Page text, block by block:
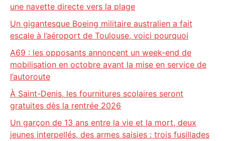
une navette directe vers la plage
Un gigantesque Boeing militaire australien a fait
escale à l’aéroport de Toulouse, voici pourquoi
A69 : les opposants annoncent un week-end de
mobilisation en octobre avant la mise en service de
l’autoroute
À Saint-Denis, les fournitures scolaires seront
gratuites dès la rentrée 2026
Un garçon de 13 ans entre la vie et la mort, deux
jeunes interpellés, des armes saisies : trois fusillades